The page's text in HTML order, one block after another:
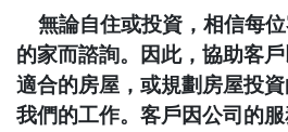
無論自住或投資，相信每
的家而諮詢。因此，協助客
適合的房屋，或規劃房屋投
我們的工作。客戶因公司的